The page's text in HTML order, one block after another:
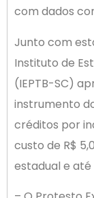
com dados
Junto com
Instituto de
(IEPTB-SC)
instrumento
créditos por
custo de R$
estadual e até